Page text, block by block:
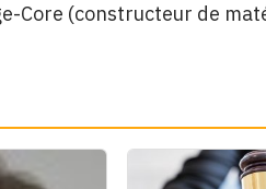
Core (constructeur de